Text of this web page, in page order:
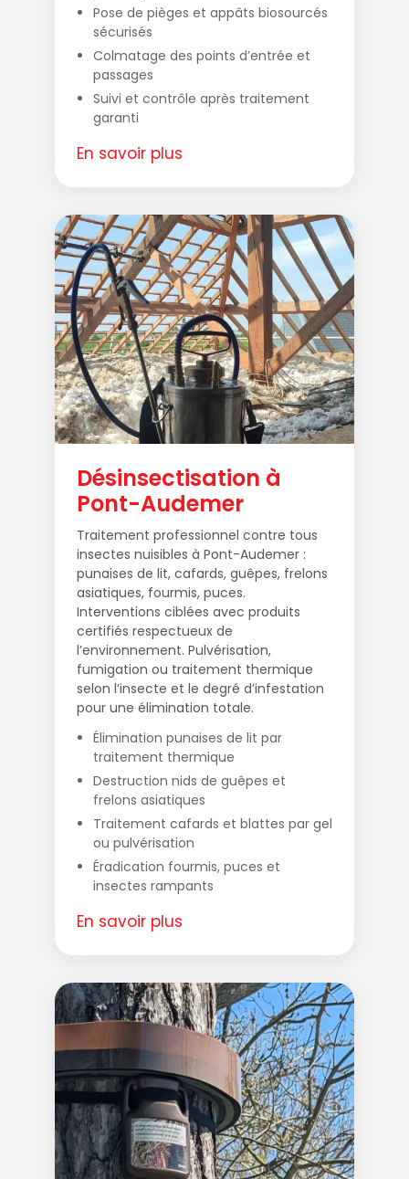
Pose de pièges et appâts biosourcés
sécurisés
Colmatage des points d’entrée et
passages
Suivi et contrôle après traitement
garanti
En savoir plus
Désinsectisation à
Pont-Audemer
Traitement professionnel contre tous
insectes nuisibles à Pont-Audemer :
punaises de lit, cafards, guêpes, frelons
asiatiques, fourmis, puces.
Interventions ciblées avec produits
certifiés respectueux de
l’environnement. Pulvérisation,
fumigation ou traitement thermique
selon l’insecte et le degré d’infestation
pour une élimination totale.
Élimination punaises de lit par
traitement thermique
Destruction nids de guêpes et
frelons asiatiques
Traitement cafards et blattes par gel
ou pulvérisation
Éradication fourmis, puces et
insectes rampants
En savoir plus